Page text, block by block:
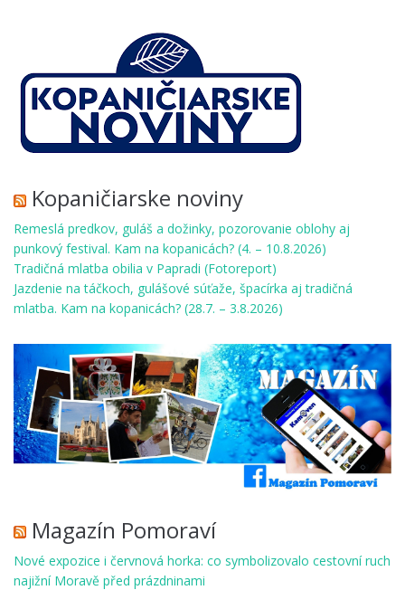
Kopaničiarske noviny
Remeslá predkov, guláš a dožinky, pozorovanie oblohy aj
punkový festival. Kam na kopanicách? (4. – 10.8.2026)
Tradičná mlatba obilia v Papradi (Fotoreport)
Jazdenie na táčkoch, gulášové súťaže, špacírka aj tradičná
mlatba. Kam na kopanicách? (28.7. – 3.8.2026)
Magazín Pomoraví
Nové expozice i červnová horka: co symbolizovalo cestovní ruch
najižní Moravě před prázdninami